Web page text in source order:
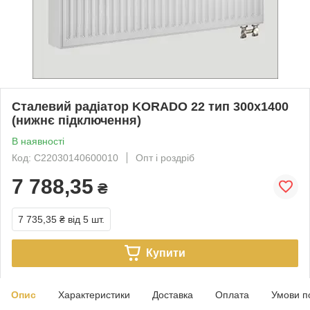
Сталевий радіатор KORADO 22 тип 300х1400
(нижнє підключення)
В наявності
Код: C22030140600010
Опт і роздріб
7 788,35 ₴
7 735,35 ₴ від 5 шт.
Купити
Опис Характеристики Доставка Оплата Умови